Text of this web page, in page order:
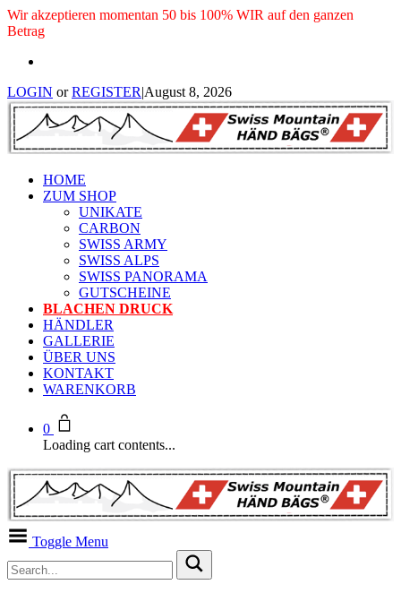
Wir akzeptieren momentan 50 bis 100% WIR auf den ganzen
Betrag
LOGIN orREGISTER|August 8, 2026
HOME
ZUM SHOP
UNIKATE
CARBON
SWISS ARMY
SWISS ALPS
SWISS PANORAMA
GUTSCHEINE
BLACHEN DRUCK
HÄNDLER
GALLERIE
ÜBER UNS
KONTAKT
WARENKORB
0
Loading cart contents...
Toggle Menu